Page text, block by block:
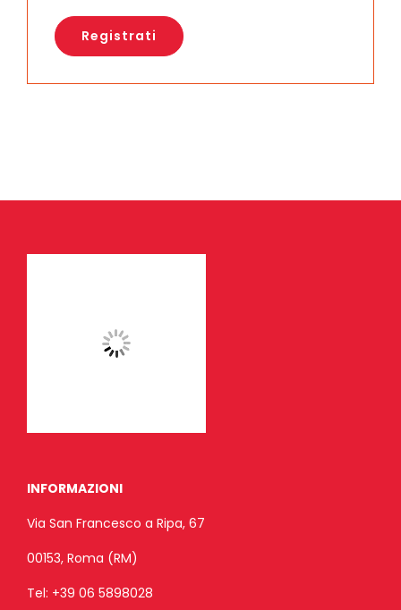
Registrati
INFORMAZIONI
Via San Francesco a Ripa, 67
00153, Roma (RM)
Tel: +39 06 5898028